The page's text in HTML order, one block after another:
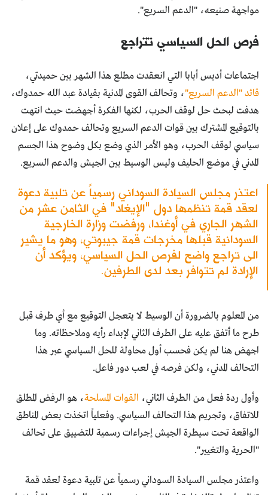
مواجهة صنيعه، "الدعم السريع".
فرص الحل السياسي تتراجع
اجتماعات أديس أبابا التي انعقدت مطلع هذا الشهر بين حميدتي،
قائد "الدعم السريع"، وتحالف القوى المدنية بقيادة عبد الله حمدوك،
هدفت لبحث حل لوقف الحرب، لكنها الفكرة أجهضت حيث انتهت
بالتوقيع المشترك بين قوات الدعم السريع وتحالف حمدوك على إعلان
سياسي لوقف الحرب، وهو الأمر الذي وضع بكل وضوح هذا الجسم
المدني في موضع الحليف وليس الوسيط بين الجيش والدعم السريع.
اعتذر مجلس السيادة السوداني رسمياً عن تلبية دعوة
لعقد قمة تنظمها دول "الإيغاد" في الثامن عشر من
الشهر الجاري في أوغندا، ورفضت وزارة الخارجية
السودانية قبلها مخرجات قمة جيبوتي، وهو ما يشير
الى تراجع واضح لفرص الحل السياسي، ويؤكد أن
الإرادة لم تتوافر بعد لدى الطرفين.
من المعلوم بالضرورة أن الوسيط لا يتعجل التوقيع مع أي طرف قبل
طرح ما أتفق عليه على الطرف الثاني لإبداء رأيه وملاحظاته. وما
اجهض هنا لم يكن فحسب أول محاولة للحل السياسي عبر هذا
التحالف المدني، ولكن فرصه في لعب دور فاعل.
وأول ردة فعل من الطرف الثاني، القوات المسلحة، هو الرفض المطلق
للاتفاق، وتجريم هذا التحالف السياسي. وفعلياً اتخذت بعض المناطق
الواقعة تحت سيطرة الجيش إجراءات رسمية للتضييق على تحالف
"الحرية والتغيير".
واعتذر مجلس السيادة السوداني رسمياً عن تلبية دعوة لعقد قمة